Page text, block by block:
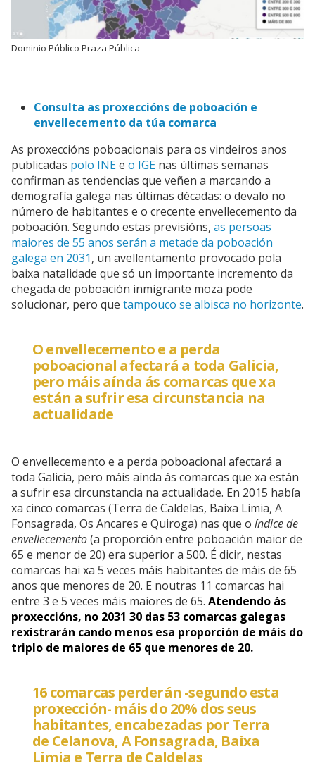
Dominio Público Praza Pública
Consulta as proxeccións de poboación e
envellecemento da túa comarca
As proxeccións poboacionais para os vindeiros anos
publicadas polo INEe o IGE nas últimas semanas
confirman as tendencias que veñen a marcando a
demografía galega nas últimas décadas: o devalo no
número de habitantes e o crecente envellecemento da
poboación. Segundo estas previsións, as persoas
maiores de 55 anos serán a metade da poboación
galega en 2031, un avellentamento provocado pola
baixa natalidade que só un importante incremento da
chegada de poboación inmigrante moza pode
solucionar, pero que tampouco se albisca no horizonte.
O envellecemento e a perda
poboacional afectará a toda Galicia,
pero máis aínda ás comarcas que xa
están a sufrir esa circunstancia na
actualidade
O envellecemento e a perda poboacional afectará a
toda Galicia, pero máis aínda ás comarcas que xa están
a sufrir esa circunstancia na actualidade. En 2015 había
xa cinco comarcas (Terra de Caldelas, Baixa Limia, A
Fonsagrada, Os Ancares e Quiroga) nas que o índice de
envellecemento(a proporción entre poboación maior de
65 e menor de 20) era superior a 500. É dicir, nestas
comarcas hai xa 5 veces máis habitantes de máis de 65
anos que menores de 20. E noutras 11 comarcas hai
entre 3 e 5 veces máis maiores de 65. Atendendo ás
proxeccións, no 2031 30 das 53 comarcas galegas
rexistrarán cando menos esa proporción de máis do
triplo de maiores de 65 que menores de 20.
16 comarcas perderán -segundo esta
proxección- máis do 20% dos seus
habitantes, encabezadas por Terra
de Celanova, A Fonsagrada, Baixa
Limia e Terra de Caldelas